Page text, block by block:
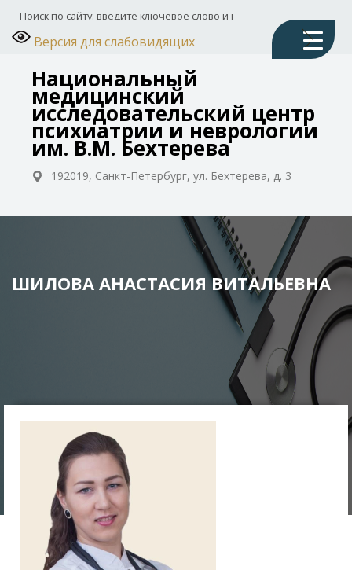
Версия для слабовидящих
Национальный
медицинский
исследовательский центр
психиатрии и неврологии
им. В.М. Бехтерева
192019, Санкт-Петербург, ул. Бехтерева, д. 3
ШИЛОВА АНАСТАСИЯ ВИТАЛЬЕВНА